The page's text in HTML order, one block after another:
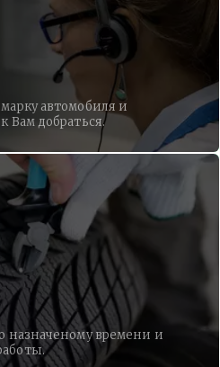
автомобиля и
Вам добраться.
назначеному времени и